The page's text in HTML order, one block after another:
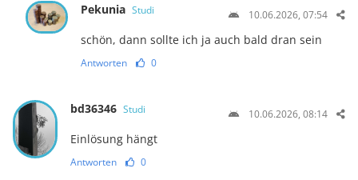
Pekunia Studi 10.06.2026, 07:54
schön, dann sollte ich ja auch bald dran sein
Antworten 0
bd36346 Studi 10.06.2026, 08:14
Einlösung hängt
Antworten 0